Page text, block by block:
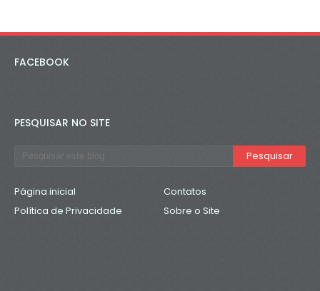
FACEBOOK
PESQUISAR NO SITE
Página inicial
Contatos
Política de Privacidade
Sobre o Site